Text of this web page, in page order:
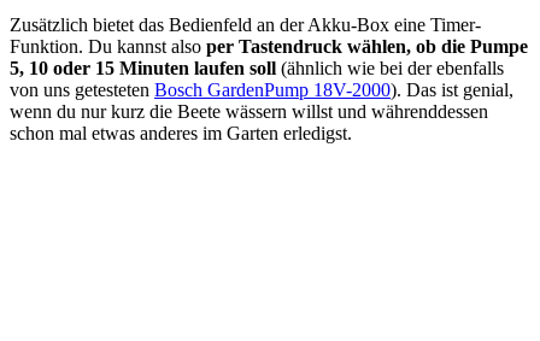
Zusätzlich bietet das Bedienfeld an der Akku-Box eine Timer-
Funktion. Du kannst also per Tastendruck wählen, ob die Pumpe
5, 10 oder 15 Minuten laufen soll (ähnlich wie bei der ebenfalls
von uns getesteten Bosch GardenPump 18V-2000). Das ist genial,
wenn du nur kurz die Beete wässern willst und währenddessen
schon mal etwas anderes im Garten erledigst.